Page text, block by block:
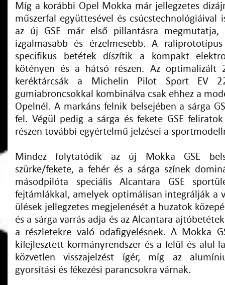
Míg a korábbi Opel Mokka már jellegzetes
műszerfal együttesével és
az új GSE már első pillantásra
izgalmasabb és érzelmesebb. A
specifikus betétek díszítik a kompakt
kötényen és a hátsó részen. Az optimalizált
keréktárcsák a Michelin Pilot Sport EV
gumiabroncsokkal kombinálva csak ehhez a
Opelnél. A markáns felnik belsejében a sárga
fel. Végül pedig a sárga és fekete GSE
részen további egyértelmű jelzései a
Mindez folytatódik az új Mokka GSE
szürke/fekete, a fehér és a sárga színek
másodpilóta speciális Alcantara GSE
fejtámlákkal, amelyek optimálisan integrálják a
ülések jellegzetes megjelenését a huzatok
és a sárga varrás adja és az Alcantara
a részletekre való odafigyelésnek. A Mokka
kifejlesztett kormányrendszer és a felül és alul
közvetlen visszajelzést ígér, míg az
gyorsítási és fékezési parancsokra várnak.